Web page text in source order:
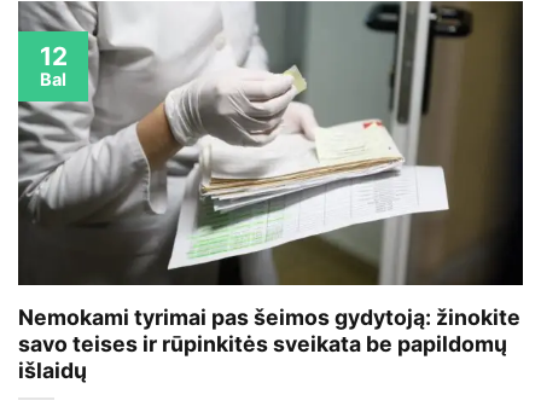
Nemokami tyrimai pas šeimos gydytoją: žinokite
savo teises ir rūpinkitės sveikata be papildomų
išlaidų
12
Bal